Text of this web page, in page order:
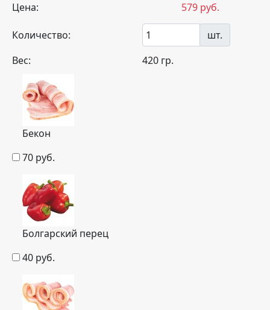
Цена:
579руб.
Количество:
шт.
Вес:
420 гр.
Бекон
70 руб.
Болгарский перец
40 руб.